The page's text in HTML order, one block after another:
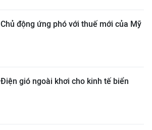
Chủ động ứng phó với thuế mới của Mỹ
Điện gió ngoài khơi cho kinh tế biển